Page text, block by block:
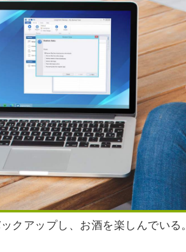
クアップし、お酒を楽しんでいる。